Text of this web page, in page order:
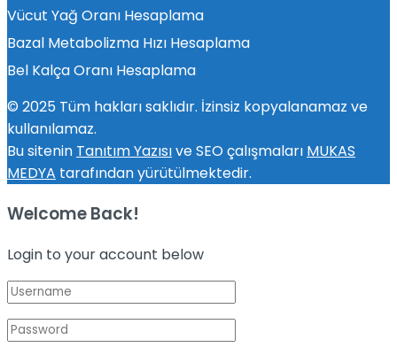
Vücut Yağ Oranı Hesaplama
Bazal Metabolizma Hızı Hesaplama
Bel Kalça Oranı Hesaplama
© 2025 Tüm hakları saklıdır. İzinsiz kopyalanamaz ve
kullanılamaz.
Bu sitenin Tanıtım Yazısıve SEO çalışmaları MUKAS
MEDYA tarafından yürütülmektedir.
Welcome Back!
Login to your account below